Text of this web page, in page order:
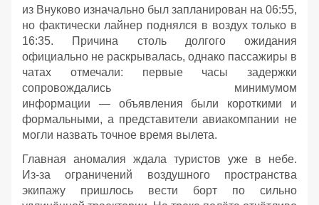
из Внуково изначально был запланирован на 06:55,
но фактически лайнер поднялся в воздух только в
16:35. Причина столь долгого ожидания
официально не раскрывалась, однако пассажиры в
чатах отмечали: первые часы задержки
сопровождались минимумом
информации — объявления были короткими и
формальными, а представители авиакомпании не
могли назвать точное время вылета.
Главная аномалия ждала туристов уже в небе.
Из‑за ограничений воздушного пространства
экипажу пришлось вести борт по сильно